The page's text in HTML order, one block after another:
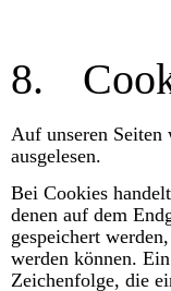
8.
Auf unseren Seiten
ausgelesen.
Bei Cookies
denen auf dem
gespeichert
werden können.
Zeichenfolge, die